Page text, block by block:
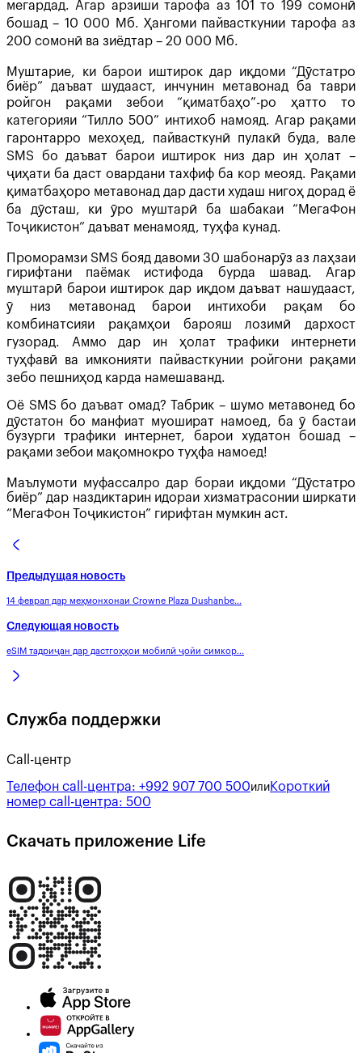
мегардад. Агар арзиши тарофа аз 101 то 199 сомонӣ
бошад – 10 000 Мб. Ҳангоми пайвасткунии тарофа аз
200 сомонӣ ва зиёдтар – 20 000 Мб.
Муштарие, ки барои иштирок дар иқдоми “Дӯстатро
биёр” даъват шудааст, инчунин метавонад ба таври
ройгон рақами зебои “қиматбаҳо”-ро ҳатто то
категорияи “Тилло 500” интихоб намояд. Агар рақами
гаронтарро мехоҳед, пайвасткунӣ пулакӣ буда, вале
SMS бо даъват барои иштирок низ дар ин ҳолат –
ҷиҳати ба даст овардани тахфиф ба кор меояд. Рақами
қиматбаҳоро метавонад дар дасти худаш нигоҳ дорад ё
ба дӯсташ, ки ӯро муштарӣ ба шабакаи “МегаФон
Тоҷикистон” даъват менамояд, туҳфа кунад.
Проморамзи SMS бояд давоми 30 шабонарӯз аз лаҳзаи
гирифтани паёмак истифода бурда шавад. Агар
муштарӣ барои иштирок дар иқдом даъват нашудааст,
ӯ низ метавонад барои интихоби рақам бо
комбинатсияи рақамҳои барояш лозимӣ дархост
гузорад. Аммо дар ин ҳолат трафики интернети
туҳфавӣ ва имконияти пайвасткунии ройгони рақами
зебо пешниҳод карда намешаванд.
Оё SMS бо даъват омад? Табрик – шумо метавонед бо
дӯстатон бо манфиат муошират намоед, ба ӯ бастаи
бузурги трафики интернет, барои худатон бошад –
рақами зебои мақомнокро туҳфа намоед!
Маълумоти муфассалро дар бораи иқдоми “Дӯстатро
биёр” дар наздиктарин идораи хизматрасонии ширкати
“МегаФон Тоҷикистон” гирифтан мумкин аст.
Предыдущая новость
14 феврал дар меҳмонхонаи Crowne Plaza Dushanbe...
Следующая новость
eSIM тадриҷан дар дастгоҳҳои мобилӣ ҷойи симкор...
Служба поддержки
Call-центр
Телефон call-центра: +992 907 700 500или Короткий
номер call-центра: 500
Скачать приложение Life